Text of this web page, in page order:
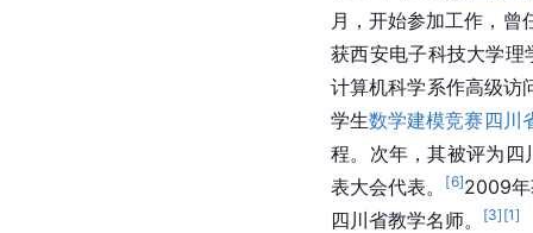
月，开始参加工作，曾
获西安电子科技大学
计算机科学系作高级访
学生数学建模竞赛 四川
程。次年，其被评为四
表大会代表。
[6]2009年
四川省教学名师。
[3] [1]